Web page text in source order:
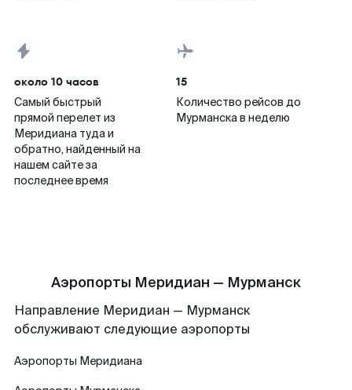
около 10 часов
Самый быстрый
прямой перелет из
Меридиана туда и
обратно, найденный на
нашем сайте за
последнее время
15
Количество рейсов до
Мурманска в неделю
Аэропорты Меридиан — Мурманск
Направление Меридиан — Мурманск
обслуживают следующие аэропорты
Аэропорты Меридиана